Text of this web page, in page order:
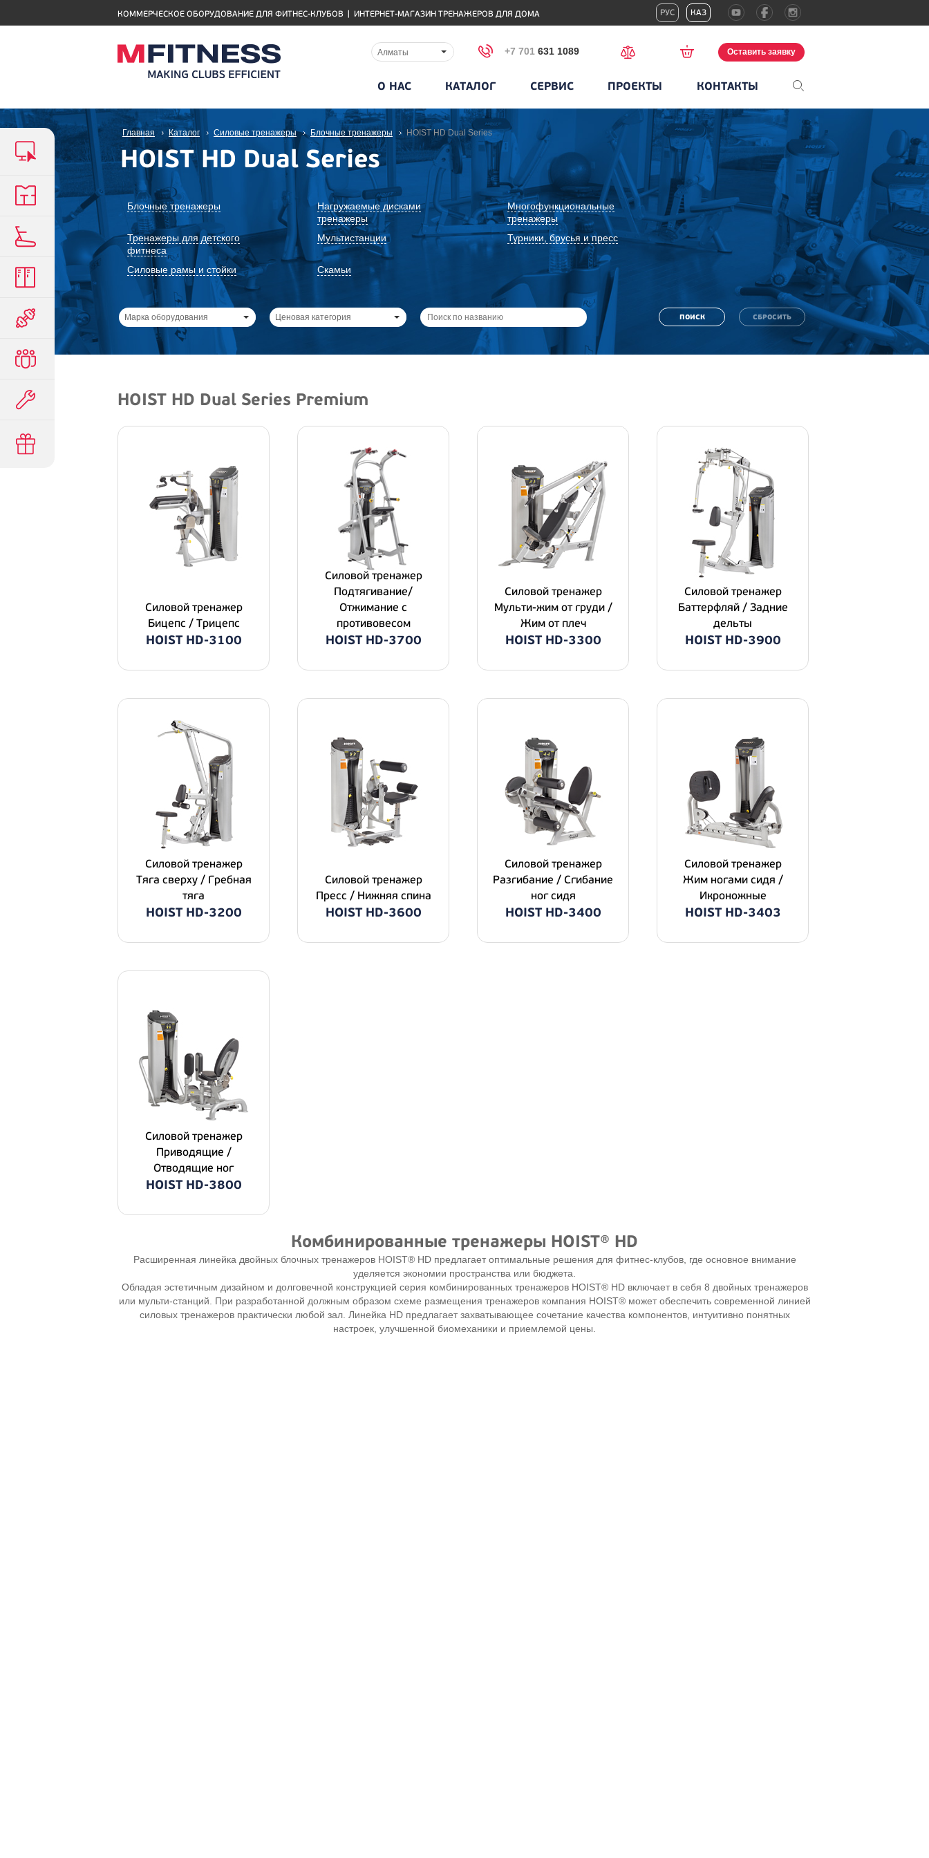
КОММЕРЧЕСКОЕ ОБОРУДОВАНИЕ ДЛЯ ФИТНЕС-КЛУБОВ ИНТЕРНЕТ-МАГАЗИН ТРЕНАЖЕРОВ ДЛЯ ДОМА РУС КАЗ
Алматы +7 701 631 1089 Оставить заявку
О НАС КАТАЛОГ СЕРВИС ПРОЕКТЫ КОНТАКТЫ
Главная Каталог Силовые тренажеры Блочные тренажеры HOIST HD Dual Series
HOIST HD Dual Series
Блочные тренажеры
Нагружаемые дисками
тренажеры
Многофункциональные
тренажеры
Тренажеры для детского
фитнеса
Мультистанции Турники, брусья и пресс
Силовые рамы и стойки Скамьи
Марка оборудования Ценовая категория
HOIST HD Dual Series Premium
Силовой тренажер
Бицепс / Трицепс
HOIST HD-3100
Силовой тpeнaжep
Подтягивание/
Отжимание с
противовесом
HOIST HD-3700
Силовой тpeнaжep
Мульти-жим от груди /
Жим от плеч
HOIST HD-3300
Силовой тpeнaжep
Баттерфляй / Задние
дельты
HOIST HD-3900
Силовой тpeнaжep
Тяга сверху / Гребная
тяга
HOIST HD-3200
Силовой тpeнaжep
Пресс / Нижняя спина
HOIST HD-3600
Силовой тpeнaжep
Разгибание / Сгибание
ног сидя
HOIST HD-3400
Силовой тpeнaжep
Жим ногами сидя /
Икроножные
HOIST HD-3403
Силовой тpeнaжep
Приводящие /
Отводящие ног
HOIST HD-3800
Комбинированные тренажеры HOIST® HD
Расширенная линейка двойных блочных тренажеров HOIST® HD предлагает оптимальные решения для фитнес-клубов, где основное внимание
уделяется экономии пространства или бюджета.
Обладая эстетичным дизайном и долговечной конструкцией серия комбинированных тренажеров HOIST® HD включает в себя 8 двойных тренажеров
или мульти-станций. При разработанной должным образом схеме размещения тренажеров компания HOIST® может обеспечить современной линией
силовых тренажеров практически любой зал. Линейка HD предлагает захватывающее сочетание качества компонентов, интуитивно понятных
настроек, улучшенной биомеханики и приемлемой цены.